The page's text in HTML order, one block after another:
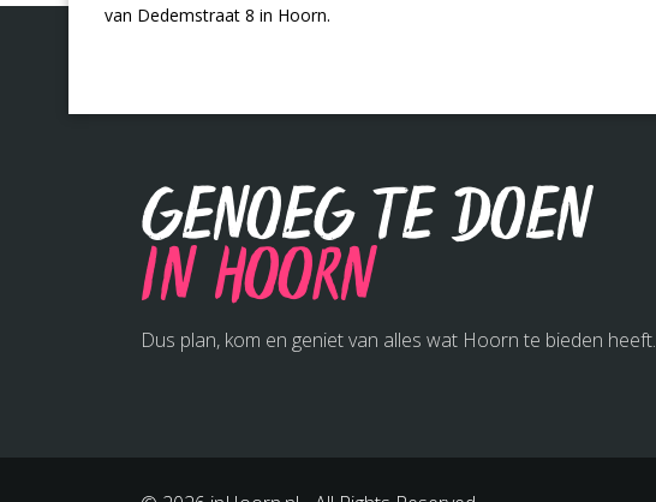
van Dedemstraat 8 in Hoorn.
Genoeg te doen
in Hoorn
Dus plan, kom en geniet van alles wat Hoorn te bieden heeft.